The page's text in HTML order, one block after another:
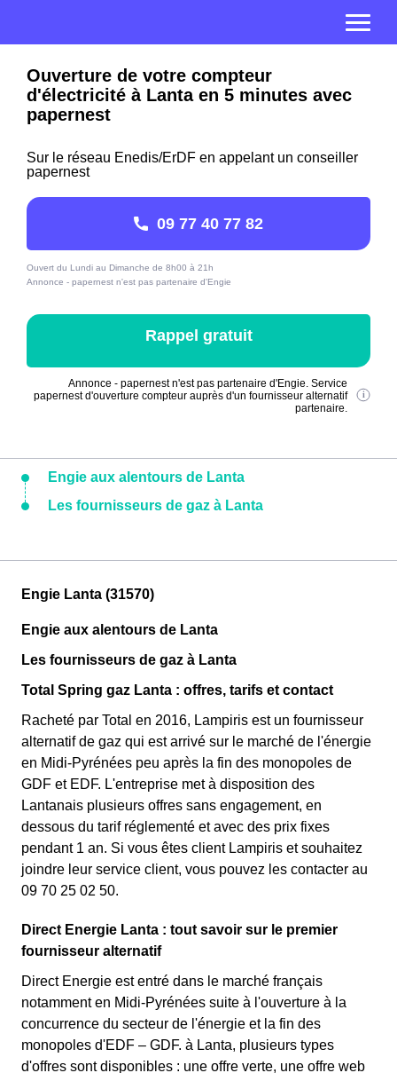
Ouverture de votre compteur
d'électricité à Lanta en 5 minutes avec
papernest
Sur le réseau Enedis/ErDF en appelant un conseiller
papernest
09 77 40 77 82
Ouvert du Lundi au Dimanche de 8h00 à 21h
Annonce - papernest n'est pas partenaire d'Engie
Rappel gratuit
Annonce - papernest n'est pas partenaire d'Engie. Service
papernest d'ouverture compteur auprès d'un fournisseur alternatif
partenaire.
Engie aux alentours de Lanta
Les fournisseurs de gaz à Lanta
Engie Lanta (31570)
Engie aux alentours de Lanta
Les fournisseurs de gaz à Lanta
Total Spring gaz Lanta : offres, tarifs et contact
Racheté par Total en 2016, Lampiris est un fournisseur
alternatif de gaz qui est arrivé sur le marché de l'énergie
en Midi-Pyrénées peu après la fin des monopoles de
GDF et EDF. L'entreprise met à disposition des
Lantanais plusieurs offres sans engagement, en
dessous du tarif réglementé et avec des prix fixes
pendant 1 an. Si vous êtes client Lampiris et souhaitez
joindre leur service client, vous pouvez les contacter au
09 70 25 02 50.
Direct Energie Lanta : tout savoir sur le premier
fournisseur alternatif
Direct Energie est entré dans le marché français
notamment en Midi-Pyrénées suite à l'ouverture à la
concurrence du secteur de l'énergie et la fin des
monopoles d'EDF – GDF. à Lanta, plusieurs types
d'offres sont disponibles : une offre verte, une offre web